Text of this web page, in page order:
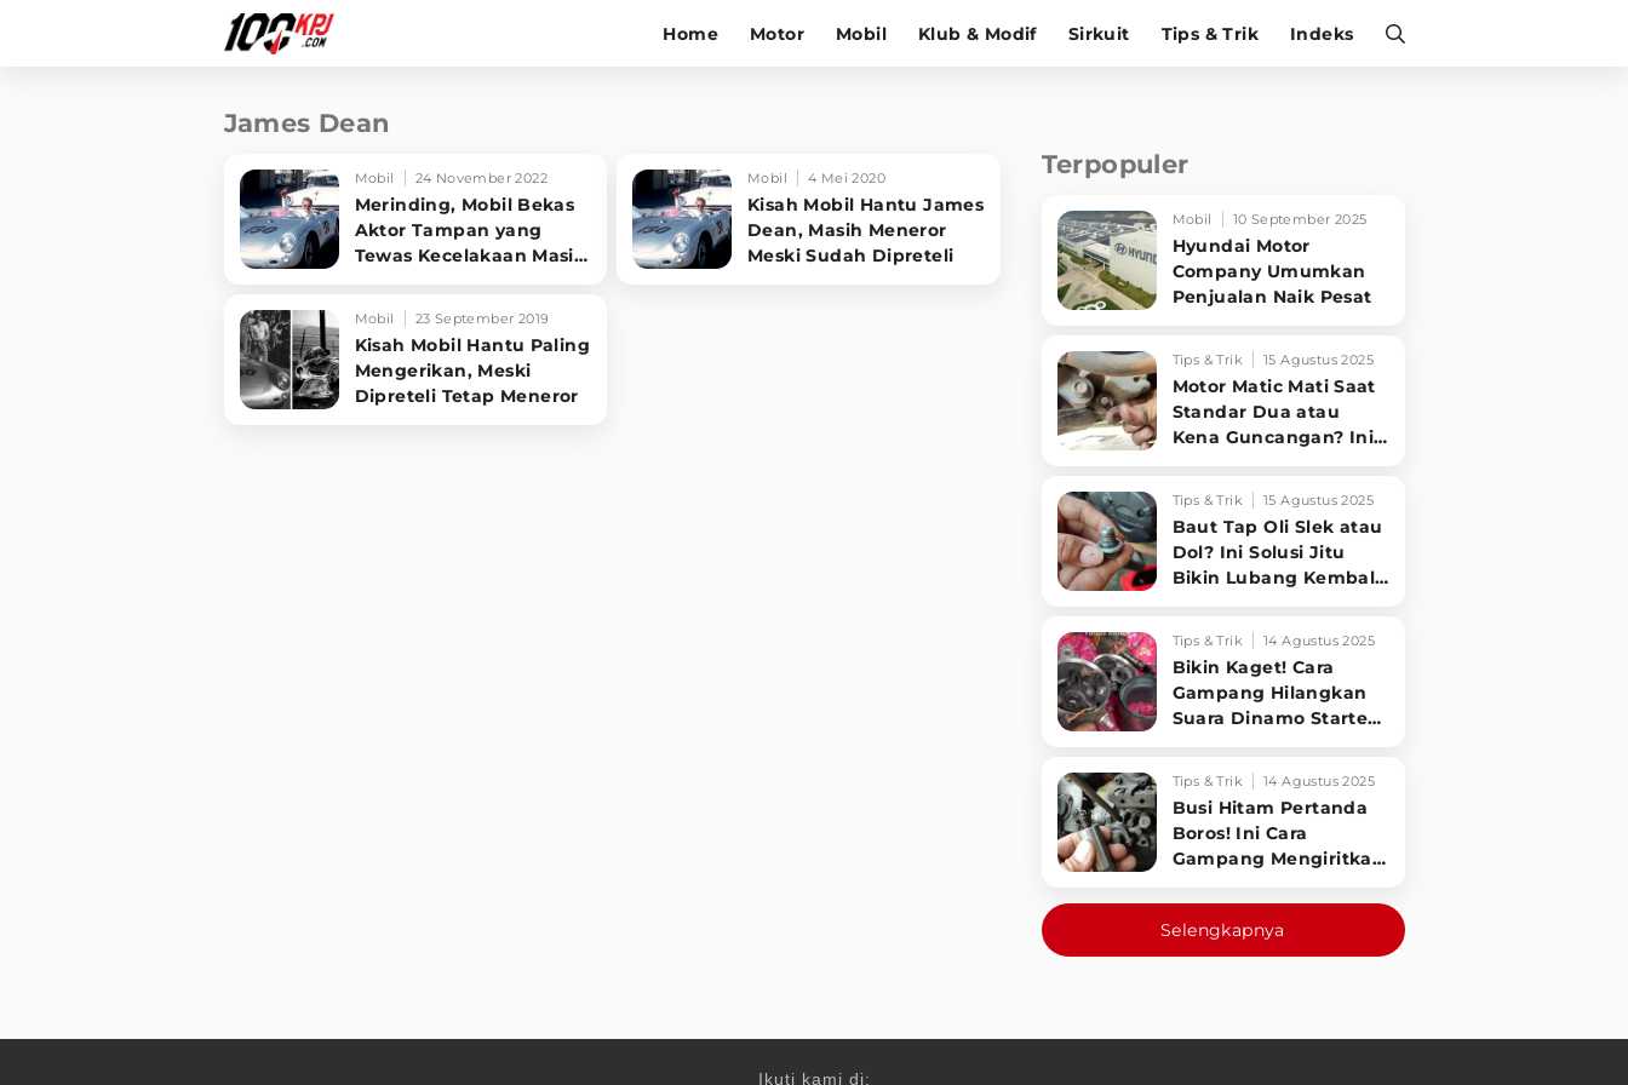
Home Motor Mobil Klub & Modif Sirkuit Tips & Trik Indeks
James Dean
Mobil 24 November 2022
Merinding, Mobil Bekas
Aktor Tampan yang
Tewas Kecelakaan Masih
Mobil 4 Mei 2020
Kisah Mobil Hantu James
Dean, Masih Meneror
Meski Sudah Dipreteli
Mobil 23 September 2019
Kisah Mobil Hantu Paling
Mengerikan, Meski
Dipreteli Tetap Meneror
Terpopuler
Mobil 10 September 2025
Hyundai Motor
Company Umumkan
Penjualan Naik Pesat
Tips & Trik 15 Agustus 2025
Motor Matic Mati Saat
Standar Dua atau
Kena Guncangan? Ini
Tips & Trik 15 Agustus 2025
Baut Tap Oli Slek atau
Dol? Ini Solusi Jitu
Bikin Lubang Kembali
Tips & Trik 14 Agustus 2025
Bikin Kaget! Cara
Gampang Hilangkan
Suara Dinamo Starter
Dimatikan!
Tips & Trik 14 Agustus 2025
Busi Hitam Pertanda
Boros! Ini Cara
Gampang Mengiritkan
Lebih Irit!
Selengkapnya
Ikuti kami di: